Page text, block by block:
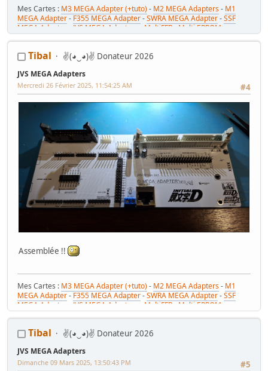
Mes Cartes : M3 MEGA Adapter (+tuto) - M2 MEGA Adapters- M1
MEGA Adapter- F355 MEGA Adapter-SWRA MEGA Adapter-SSF
MEGA Adapter
JVS MEGA Adapters
MultiFFB : Multi EPROM pour
Driveboard SEGA-M2toM3-Coin Tower Mini-VR Button Panel
RaceCab Multi sur Initial D-Daytona 2 & Sega Rally 2 sur cab Scud
Mes WIP :Fast & Furious Super Bikes
Crisis 4 DX -Pole Position Upright
Tibal ✌(◕‿◕)✌ Donateur 2026
JVS MEGA Adapters
#4
Mercredi 26 Février 2025, 11:54:25 AM
Assemblée !!
Mes Cartes : M3 MEGA Adapter (+tuto) - M2 MEGA Adapters- M1
MEGA Adapter- F355 MEGA Adapter-SWRA MEGA Adapter-SSF
MEGA Adapter
JVS MEGA Adapters
MultiFFB : Multi EPROM pour
Driveboard SEGA-M2toM3-Coin Tower Mini-VR Button Panel
RaceCab Multi sur Initial D-Daytona 2 & Sega Rally 2 sur cab Scud
Mes WIP :Fast & Furious Super Bikes
Crisis 4 DX- Pole Position Upright
Tibal ✌(◕‿◕)✌ Donateur 2026
JVS MEGA Adapters
#5
Dimanche 09 Mars 2025, 13:50:43 PM